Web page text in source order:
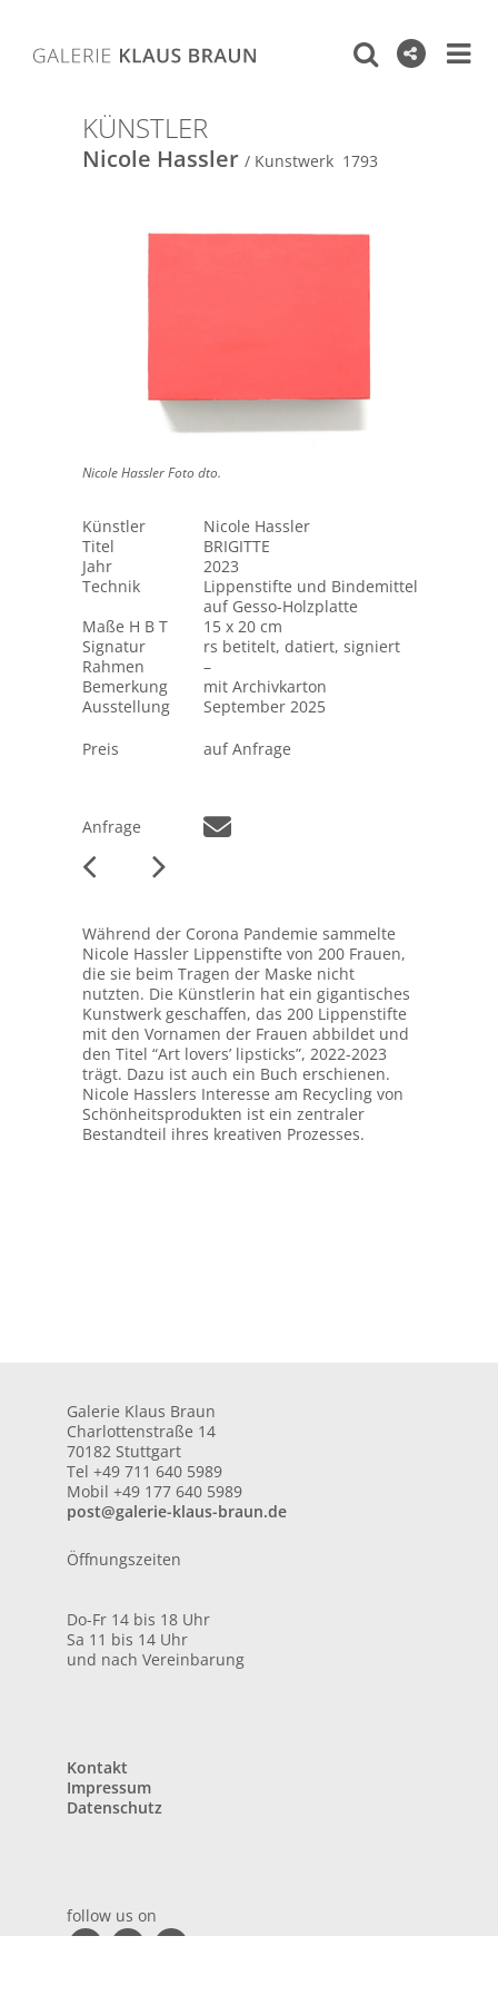
KÜNSTLER
Nicole Hassler / Kunstwerk 1793
Nicole Hassler Foto dto.
Künstler
Nicole Hassler
Titel
BRIGITTE
Jahr
2023
Technik
Lippenstifte und Bindemittel
auf Gesso-Holzplatte
Maße H B T
15 x 20 cm
Signatur
rs betitelt, datiert, signiert
Rahmen
–
Bemerkung
mit Archivkarton
Ausstellung
September 2025
Preis
auf Anfrage
Anfrage
Während der Corona Pandemie sammelte
Nicole Hassler Lippenstifte von 200 Frauen,
die sie beim Tragen der Maske nicht
nutzten. Die Künstlerin hat ein gigantisches
Kunstwerk geschaffen, das 200 Lippenstifte
mit den Vornamen der Frauen abbildet und
den Titel “Art lovers’ lipsticks”, 2022-2023
trägt. Dazu ist auch ein Buch erschienen.
Nicole Hasslers Interesse am Recycling von
Schönheitsprodukten ist ein zentraler
Bestandteil ihres kreativen Prozesses.
Galerie Klaus Braun
Charlottenstraße 14
70182 Stuttgart
Tel +49 711 640 5989
Mobil +49 177 640 5989
post@galerie-klaus-braun.de
Öffnungszeiten
Do-Fr 14 bis 18 Uhr
Sa 11 bis 14 Uhr
und nach Vereinbarung
Kontakt
Impressum
Datenschutz
follow us on